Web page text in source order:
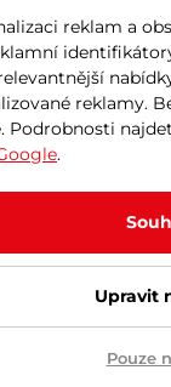
reklam a
reklamy.
Podrobnosti
.
Upravit
Pouze